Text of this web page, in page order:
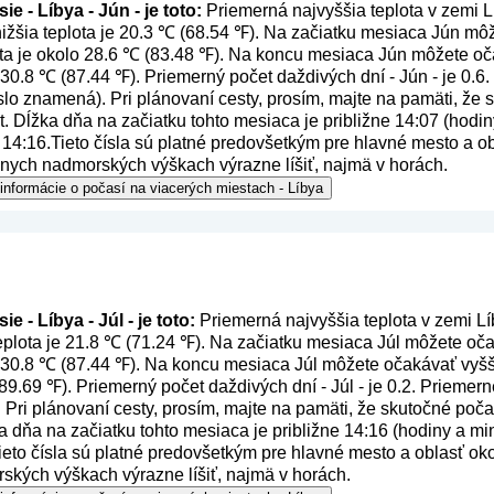
- Líbya - Jún - je toto: Priemerná najvyššia teplota v zemi
teplota je 20.3 ℃ (68.54 ℉). Na začiatku mesiaca Jún
je okolo 28.6 ℃ (83.48 ℉). Na koncu mesiaca Jún môžete
℃ (87.44 ℉). Priemerný počet daždivých dní - Jún - je 0.6.
znamená). Pri plánovaní cesty, prosím, majte na pamäti, že
Dĺžka dňa na začiatku tohto mesiaca je približne 14:07
čísla sú platné predovšetkým pre hlavné mesto a
nadmorských výškach výrazne líšiť, najmä v horách.
o počasí na viacerých miestach - Líbya
- Líbya - Júl - je toto: Priemerná najvyššia teplota v zemi
je 21.8 ℃ (71.24 ℉). Na začiatku mesiaca Júl môžete
℃ (87.44 ℉). Na koncu mesiaca Júl môžete očakávať
℉). Priemerný počet daždivých dní - Júl - je 0.2.
Pri plánovaní cesty, prosím, majte na pamäti, že skutočné
dňa na začiatku tohto mesiaca je približne 14:16 (hodiny a
čísla sú platné predovšetkým pre hlavné mesto a oblasť
výškach výrazne líšiť, najmä v horách.